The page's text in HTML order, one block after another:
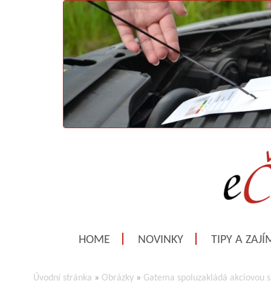
HOME NOVINKY TIPY A
Úvodní stránka » Obrázky » Gatema spoluzakládá akciovou